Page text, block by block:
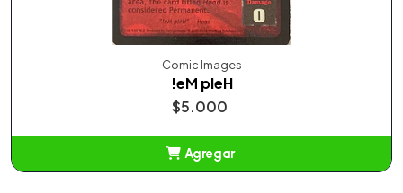
Comic Images
!eM pleH
$5.000
Agregar